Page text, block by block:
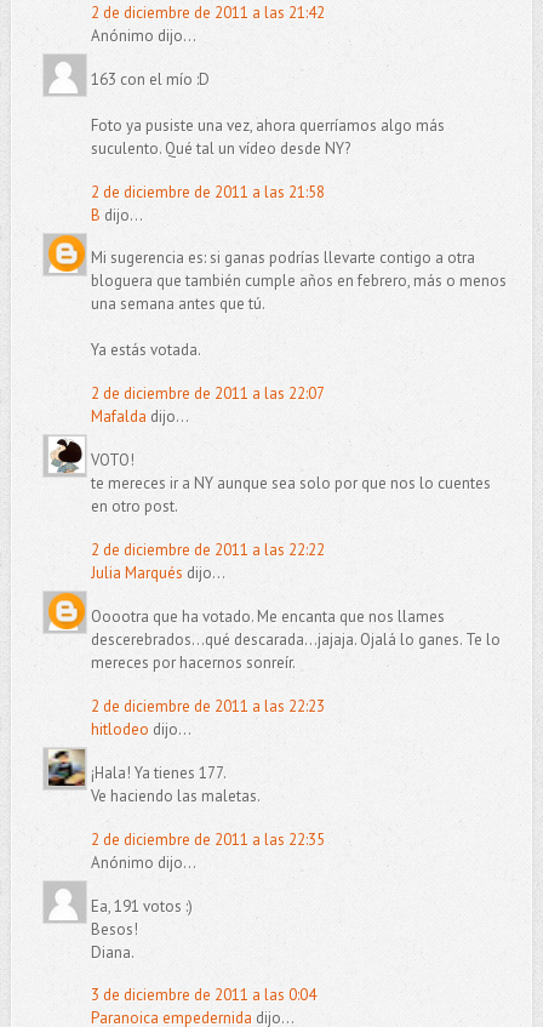
2 de diciembre de 2011 a las 21:42
Anónimo dijo...
163 con el mío :D
Foto ya pusiste una vez, ahora querríamos algo más
suculento. Qué tal un vídeo desde NY?
2 de diciembre de 2011 a las 21:58
B dijo...
Mi sugerencia es: si ganas podrías llevarte contigo a otra
bloguera que también cumple años en febrero, más o menos
una semana antes que tú.
Ya estás votada.
2 de diciembre de 2011 a las 22:07
Mafalda dijo...
VOTO!
te mereces ir a NY aunque sea solo por que nos lo cuentes
en otro post.
2 de diciembre de 2011 a las 22:22
Julia Marqués dijo...
Ooootra que ha votado. Me encanta que nos llames
descerebrados...qué descarada...jajaja. Ojalá lo ganes. Te lo
mereces por hacernos sonreír.
2 de diciembre de 2011 a las 22:23
hitlodeo dijo...
¡Hala! Ya tienes 177.
Ve haciendo las maletas.
2 de diciembre de 2011 a las 22:35
Anónimo dijo...
Ea, 191 votos :)
Besos!
Diana.
3 de diciembre de 2011 a las 0:04
Paranoica empedernida dijo...